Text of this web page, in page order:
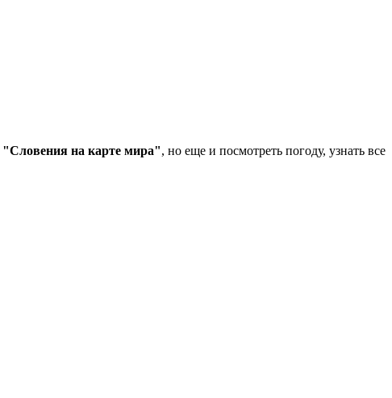
"Словения на карте мира", но еще и посмотреть погоду, узнать все